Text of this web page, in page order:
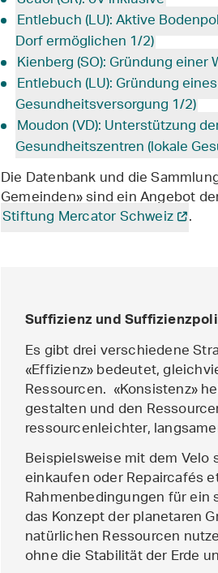
Entlebuch (LU): Aktive
Dorf ermöglichen 1/2)
Kienberg (SO): Gründung
Entlebuch (LU): Gründung
Gesundheitsversorgung 1/2)
Moudon (VD): Unterstützung
Gesundheitszentren (lokale
Die Datenbank und die
Gemeinden» sind ein Angebot
Stiftung Mercator Schweiz .
Suffizienz und
Es gibt drei verschiedene
«Effizienz» bedeutet,
Ressourcen. «Konsistenz»
gestalten und den
ressourcenleichter,
Beispielsweise mit dem
einkaufen oder Repaircafés
Rahmenbedingungen für
das Konzept der planetaren
natürlichen Ressourcen
ohne die Stabilität der Erde